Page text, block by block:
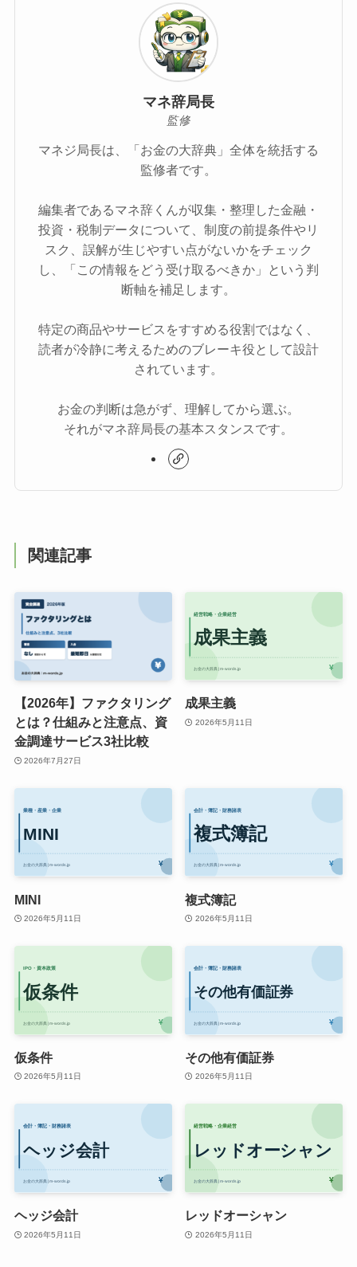
マネ辞局長
監修
マネジ局長は、「お金の大辞典」全体を統括する
監修者です。
編集者であるマネ辞くんが収集・整理した金融・
投資・税制データについて、制度の前提条件やリ
スク、誤解が生じやすい点がないかをチェック
し、「この情報をどう受け取るべきか」という判
断軸を補足します。
特定の商品やサービスをすすめる役割ではなく、
読者が冷静に考えるためのブレーキ役として設計
されています。
お金の判断は急がず、理解してから選ぶ。
それがマネ辞局長の基本スタンスです。
関連記事
【2026年】ファクタリング
とは？仕組みと注意点、資
金調達サービス3社比較
2026年7月27日
成果主義
2026年5月11日
MINI
2026年5月11日
複式簿記
2026年5月11日
仮条件
2026年5月11日
その他有価証券
2026年5月11日
ヘッジ会計
2026年5月11日
レッドオーシャン
2026年5月11日